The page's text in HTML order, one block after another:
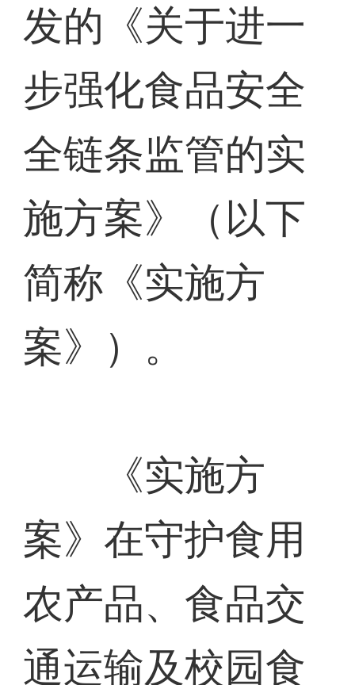
发的《关于进一
步强化食品安全
全链条监管的实
施方案》（以下
简称《实施方
案》）。
《实施方
案》在守护食用
农产品、食品交
通运输及校园食